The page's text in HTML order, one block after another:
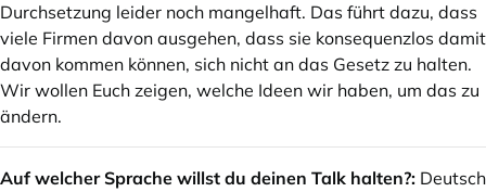
Durchsetzung leider noch mangelhaft. Das führt dazu, dass
viele Firmen davon ausgehen, dass sie konsequenzlos damit
davon kommen können, sich nicht an das Gesetz zu halten.
Wir wollen Euch zeigen, welche Ideen wir haben, um das zu
ändern.
Auf welcher Sprache willst du deinen Talk halten?: Deutsch